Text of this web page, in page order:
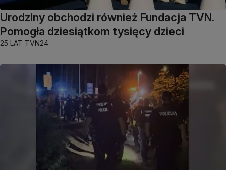
Urodziny obchodzi również Fundacja TVN.
Pomogła dziesiątkom tysięcy dzieci
25 LAT TVN24